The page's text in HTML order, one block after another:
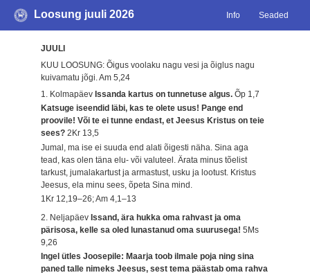
Loosung juuli 2026 Info Seaded
JUULI
KUU LOOSUNG: Õigus voolaku nagu vesi ja õiglus nagu
kuivamatu jõgi.Am 5,24
1. Kolmapäev Issanda kartus on tunnetuse algus.Õp 1,7
Katsuge iseendid läbi, kas te olete usus! Pange end
proovile! Või te ei tunne endast, et Jeesus Kristus on teie
sees?2Kr 13,5
Jumal, ma ise ei suuda end alati õigesti näha. Sina aga
tead, kas olen täna elu- või valuteel. Ärata minus tõelist
tarkust, jumalakartust ja armastust, usku ja lootust. Kristus
Jeesus, ela minu sees, õpeta Sina mind.
1Kr 12,19–26; Am 4,1–13
2. NeljapäevIssand, ära hukka oma rahvast ja oma
pärisosa, kelle sa oled lunastanud oma suurusega!5Ms
9,26
Ingel ütles Joosepile: Maarja toob ilmale poja ning sina
paned talle nimeks Jeesus, sest tema päästab oma rahva